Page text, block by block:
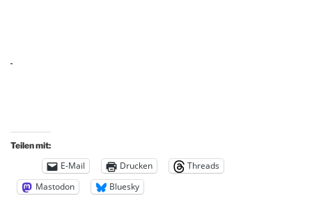
Teilen mit:
E-Mail Drucken
Threads
Mastodon
Bluesky